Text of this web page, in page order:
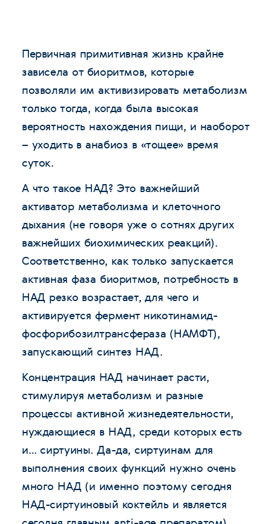
Первичная примитивная жизнь крайне
зависела от биоритмов, которые
позволяли им активизировать метаболизм
только тогда, когда была высокая
вероятность нахождения пищи, и наоборот
– уходить в анабиоз в «тощее» время
суток.
А что такое НАД? Это важнейший
активатор метаболизма и клеточного
дыхания (не говоря уже о сотнях других
важнейших биохимических реакций).
Соответственно, как только запускается
активная фаза биоритмов, потребность в
НАД резко возрастает, для чего и
активируется фермент никотинамид-
фосфорибозилтрансфераза (НАМФТ),
запускающий синтез НАД.
Концентрация НАД начинает расти,
стимулируя метаболизм и разные
процессы активной жизнедеятельности,
нуждающиеся в НАД, среди которых есть
и… сиртуины. Да-да, сиртуинам для
выполнения своих функций нужно очень
много НАД (и именно поэтому сегодня
НАД-сиртуиновый коктейль и является